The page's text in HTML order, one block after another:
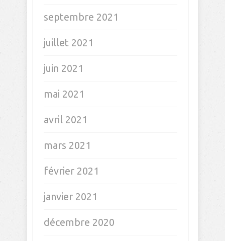
septembre 2021
juillet 2021
juin 2021
mai 2021
avril 2021
mars 2021
février 2021
janvier 2021
décembre 2020